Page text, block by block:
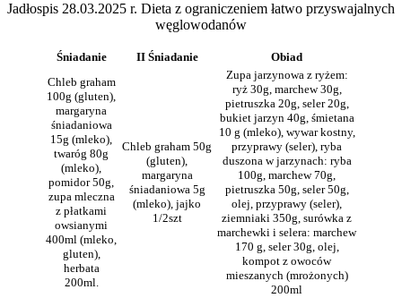
Jadłospis 28.03.2025 r. Dieta z ograniczeniem łatwo przyswajalnych
węglowodanów
Śniadanie II Śniadanie
Obiad
Chleb graham
100g (gluten),
margaryna
śniadaniowa
15g (mleko),
twaróg 80g
(mleko),
pomidor 50g,
zupa mleczna
z płatkami
owsianymi
400ml (mleko,
gluten),
herbata
200ml.
Chleb graham 50g
(gluten),
margaryna
śniadaniowa 5g
(mleko), jajko
1/2szt
Zupa jarzynowa z ryżem:
ryż 30g, marchew 30g,
pietruszka 20g, seler 20g,
bukiet jarzyn 40g, śmietana
10 g (mleko), wywar kostny,
przyprawy (seler), ryba
duszona w jarzynach: ryba
100g, marchew 70g,
pietruszka 50g, seler 50g,
olej, przyprawy (seler),
ziemniaki 350g, surówka z
marchewki i selera: marchew
170 g, seler 30g, olej,
kompot z owoców
mieszanych (mrożonych)
200ml